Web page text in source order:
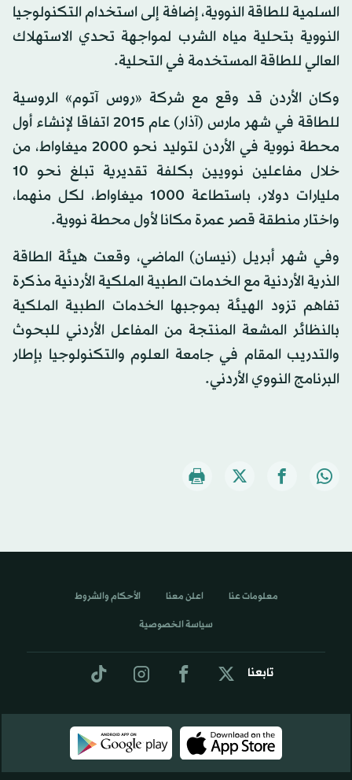
السلمية للطاقة النووية، إضافة إلى استخدام التكنولوجيا
النووية بتحلية مياه الشرب لمواجهة تحدي الاستهلاك
العالي للطاقة المستخدمة في التحلية.
وكان الأردن قد وقع مع شركة «روس آتوم» الروسية
للطاقة في شهر مارس (آذار) عام 2015 اتفاقا لإنشاء أول
محطة نووية في الأردن لتوليد نحو 2000 ميغاواط، من
خلال مفاعلين نوويين بكلفة تقديرية تبلغ نحو 10
مليارات دولار، باستطاعة 1000 ميغاواط، لكل منهما،
واختار منطقة قصر عمرة مكانا لأول محطة نووية.
وفي شهر أبريل (نيسان) الماضي، وقعت هيئة الطاقة
الذرية الأردنية مع الخدمات الطبية الملكية الأردنية مذكرة
تفاهم تزود الهيئة بموجبها الخدمات الطبية الملكية
بالنظائر المشعة المنتجة من المفاعل الأردني للبحوث
والتدريب المقام في جامعة العلوم والتكنولوجيا بإطار
البرنامج النووي الأردني.
تابعنا
معلومات عنا اعلن معنا الأحكام والشروط
سياسة الخصوصية